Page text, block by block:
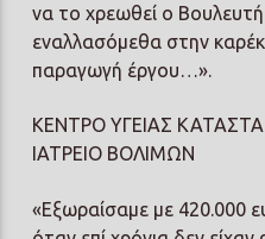
να το χρεωθεί ο
εναλλασόμεθα στην
παραγωγή έργου…».
ΚΕΝΤΡΟ ΥΓΕΙΑΣ
ΙΑΤΡΕΙΟ ΒΟΛΙΜΩΝ
«Εξωραίσαμε με 420.000